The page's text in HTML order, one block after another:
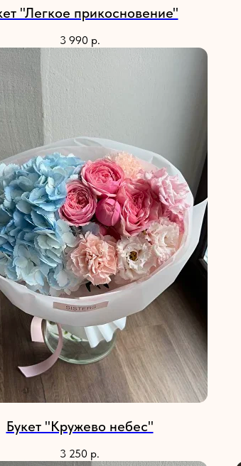
"Легкое прикосновение"
3 990 р.
Букет "Кружево небес"
3 250 р.